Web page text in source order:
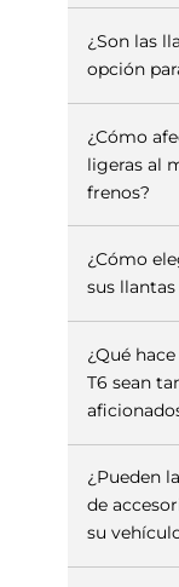
¿Son las
opción
¿Cómo
ligeras al
frenos?
¿Cómo
sus
¿Qué
T6 sean
¿Pueden
de
su